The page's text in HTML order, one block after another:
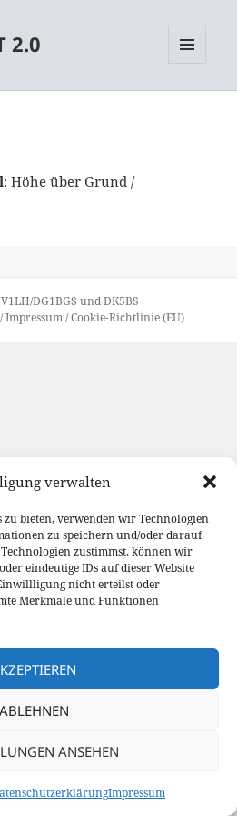
verwalten
bieten, verwenden wir Technologien
zu speichern und/oder darauf
zustimmst, können wir
eindeutige IDs auf dieser Website
nicht erteilst oder
Merkmale und Funktionen
ABLEHNEN
ANSEHEN
Impressum
2.0
: Höhe über Grund /
/DG1BGS undDK5BS
Impressum/Cookie-Richtlinie (EU)